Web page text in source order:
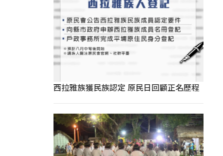
西拉雅族獲民族認定 原民日回顧正名歷程